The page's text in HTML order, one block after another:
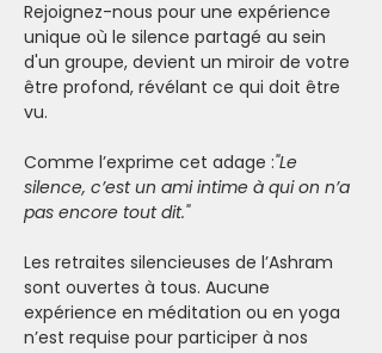
Rejoignez-nous pour une expérience
unique où le silence partagé au sein
d'un groupe, devient un miroir de votre
être profond, révélant ce qui doit être
vu.
Comme l’exprime cet adage :"Le
silence, c’est un ami intime à qui on n’a
pas encore tout dit."
Les retraites silencieuses de l’Ashram
sont ouvertes à tous. Aucune
expérience en méditation ou en yoga
n’est requise pour participer à nos